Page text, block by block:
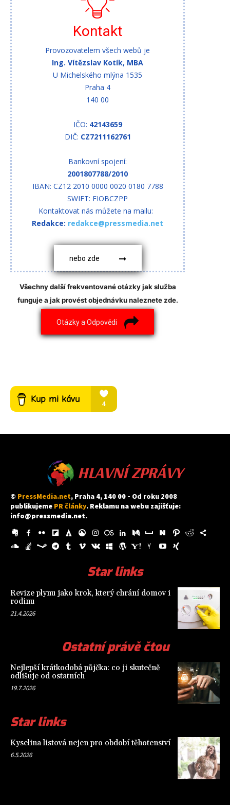
Kontakt
Provozovatelem všech webů je
Ing. Vítězslav Kotík, MBA
U Michelského mlýna 1535
Praha 4
140 00
IČO: 42143659
DIČ: CZ7211162761
Bankovní spojení:
2001807788/2010
IBAN: CZ12 2010 0000 0020 0180 7788
SWIFT: FIOBCZPP
Kontaktovat nás můžete na mailu:
Redakce: redakce@pressmedia.net
nebo zde
Všechny další frekventované otázky jak služba
funguje a jak provést objednávku naleznete zde.
Otázky a Odpovědi
HLAVNÍ ZPRÁVY
© PressMedia.net, Praha 4, 140 00 - Od roku 2008
publikujeme PR články. Reklamu na webu zajišťuje:
info@pressmedia.net.
Star links
Revize plynu jako krok, který chrání domov i
rodinu
21.4.2026
Ostatní právě čtou
Nejlepší krátkodobá půjčka: co ji skutečně
odlišuje od ostatních
19.7.2026
Star links
Kyselina listová nejen pro období těhotenství
6.5.2026